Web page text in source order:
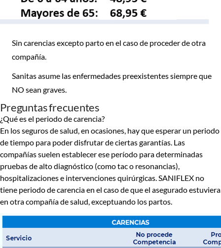
Sin carencias excepto parto en el caso de proceder de otra
compañía.
Sanitas asume las enfermedades preexistentes siempre que
NO sean graves.
Preguntas frecuentes
¿Qué es el periodo de carencia?
En los seguros de salud, en ocasiones, hay que esperar un periodo
de tiempo para poder disfrutar de ciertas garantías. Las
compañías suelen establecer ese período para determinadas
pruebas de alto diagnóstico (como tac o resonancias),
hospitalizaciones e intervenciones quirúrgicas. SANIFLEX no
tiene periodo de carencia en el caso de que el asegurado estuviera
en otra compañía de salud, exceptuando los partos.